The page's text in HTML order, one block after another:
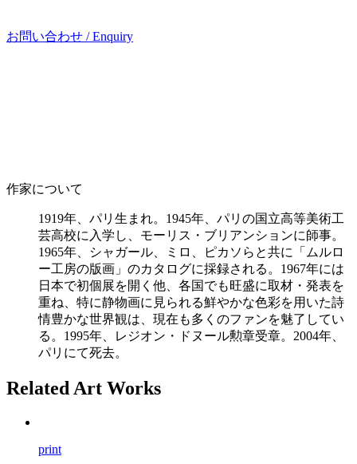
お問い合わせ /Enquiry
作家について
1919年、パリ生まれ。1945年、パリの国立高等美術工
芸高校に入学し、モーリス・ブリアンションに師事。
1965年、シャガール、ミロ、ピカソらと共に「ムルロ
ー工房の版画」のカタログに採録される。1967年には
日本で初個展を開く他、各国でも旺盛に取材・発表を
重ね、特に静物画に見られる鮮やかな色彩を用いた詩
情豊かな世界観は、現在も多くのファンを魅了してい
る。1995年、レジオン・ドヌール勲章受章。2004年、
パリにて死去。
Related Art Works
print